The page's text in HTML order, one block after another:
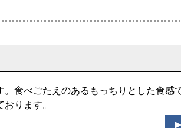
食べごたえのあるもっちりとした食感
ります。